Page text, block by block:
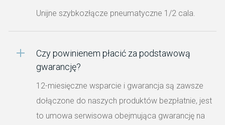
Unijne szybkozłącze pneumatyczne 1/2 cala.
Czy powinienem płacić za podstawową
gwarancję?
12-miesięczne wsparcie i gwarancja są zawsze
dołączone do naszych produktów bezpłatnie, jest
to umowa serwisowa obejmująca gwarancję na